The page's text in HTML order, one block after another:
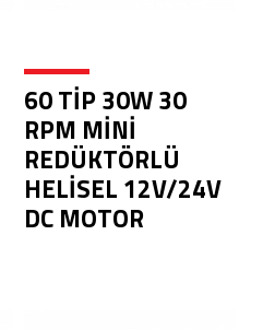
60 TİP 30W 30
RPM MİNİ
REDÜKTÖRLÜ
HELİSEL 12V/24V
DC MOTOR